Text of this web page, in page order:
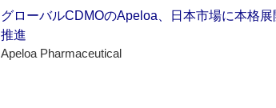
グローバルCDMOのApeloa、日本市場に本格
推進
Apeloa Pharmaceutical